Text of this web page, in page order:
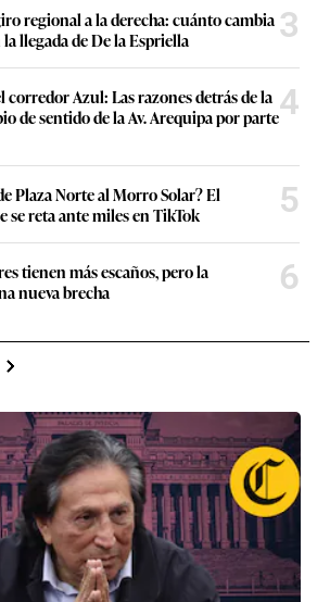
regional a la derecha: cuánto cambia
llegada de De la Espriella
3
Azul: Las razones detrás de la
de sentido de la Av. Arequipa por parte4
Plaza Norte al Morro Solar? El
se reta ante miles en TikTok
5
tienen más escaños, pero la
nueva brecha
6